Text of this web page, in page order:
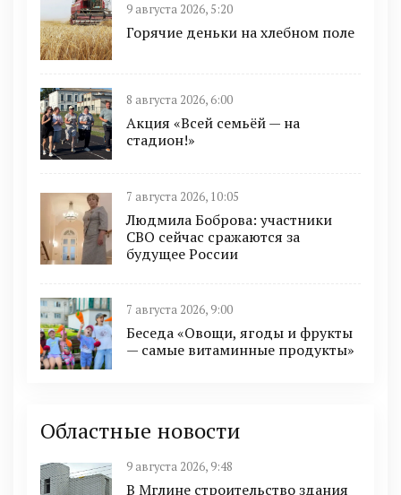
9 августа 2026, 5:20
Горячие деньки на хлебном поле
8 августа 2026, 6:00
Акция «Всей семьёй — на
стадион!»
7 августа 2026, 10:05
Людмила Боброва: участники
СВО сейчас сражаются за
будущее России
7 августа 2026, 9:00
Беседа «Овощи, ягоды и фрукты
— самые витаминные продукты»
Областные новости
9 августа 2026, 9:48
В Мглине строительство здания